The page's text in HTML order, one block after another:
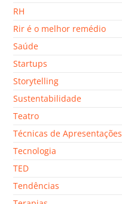
RH
Rir é o melhor remédio
Saúde
Startups
Storytelling
Sustentabilidade
Teatro
Técnicas de Apresentações
Tecnologia
TED
Tendências